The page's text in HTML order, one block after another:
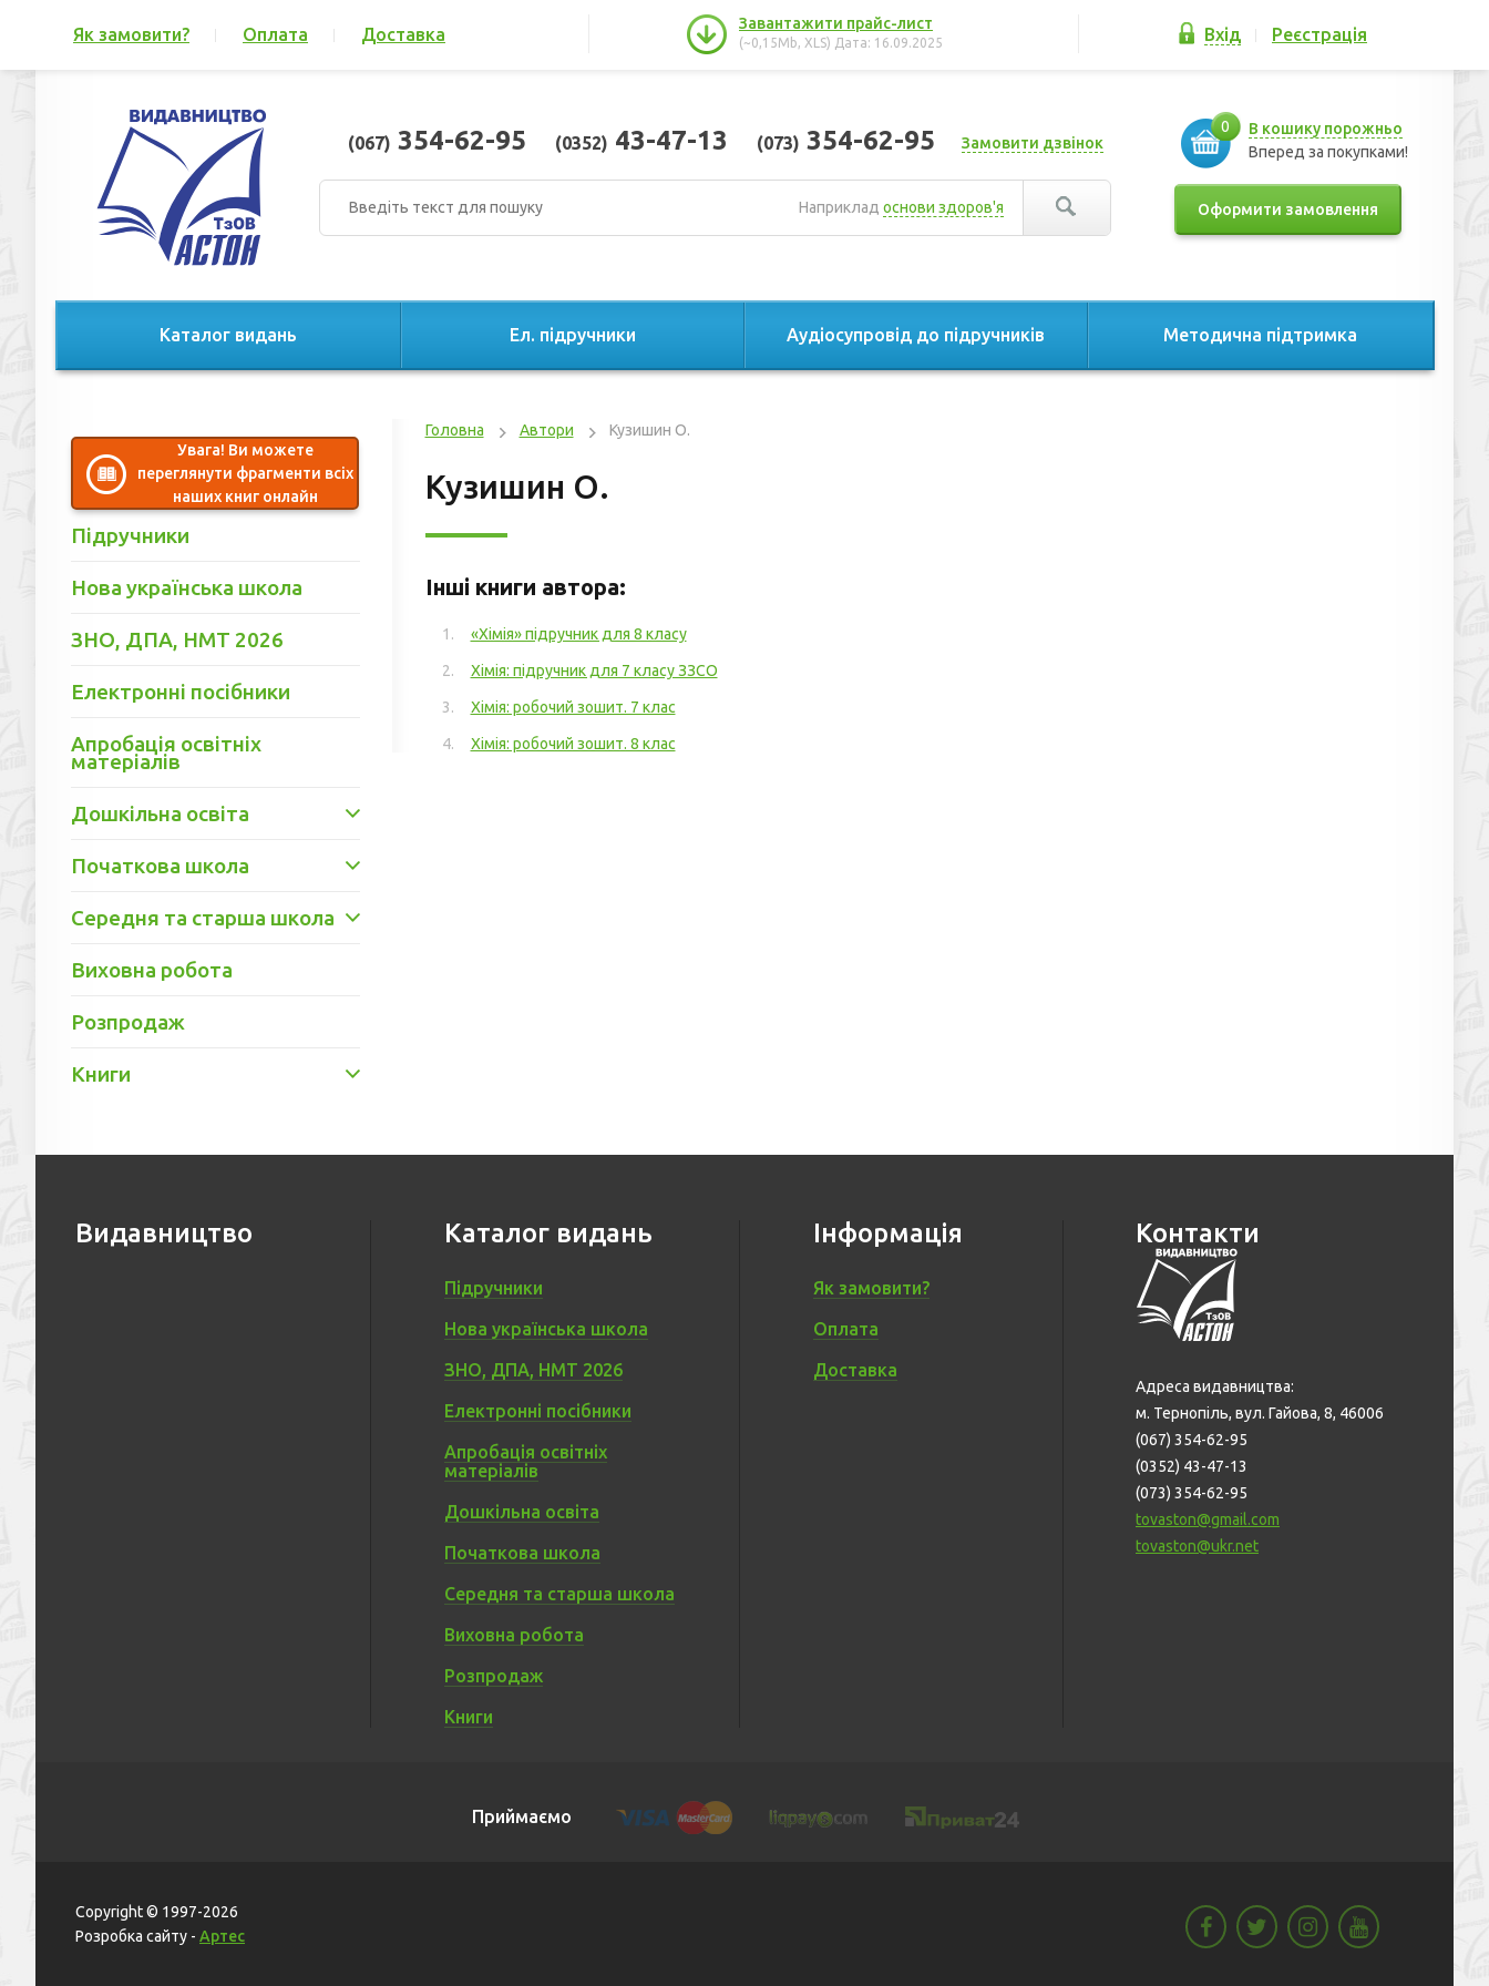
Завантажити прайс-лист
(~0,15Mb, XLS) Дата: 16.09.2025
Як замовити? Оплата Доставка Вхід Реєстрація
(067) 354-62-95 (0352) 43-47-13 (073) 354-62-95 Замовити дзвінок
Наприклад основи здоров'я
В кошику порожньо
Вперед за покупками!
0
Оформити замовлення
Каталог видань Ел. підручники Аудіосупровід до підручників Методична підтримка
Увага! Ви можете
переглянути фрагменти всіх
наших книг онлайн
Підручники
Нова українська школа
ЗНО, ДПА, НМТ 2026
Електронні посібники
Апробація освітніх
матеріалів
Дошкільна освіта
Початкова школа
Середня та старша школа
Виховна робота
Розпродаж
Книги
Головна Автори Кузишин О.
Кузишин О.
Інші книги автора:
«Хімія» підручник для 8 класу
Хімія: підручник для 7 класу ЗЗСО
Хімія: робочий зошит. 7 клас
Хімія: робочий зошит. 8 клас
Видавництво Каталог видань
Підручники
Нова українська школа
ЗНО, ДПА, НМТ 2026
Електронні посібники
Апробація освітніх
матеріалів
Дошкільна освіта
Початкова школа
Середня та старша школа
Виховна робота
Розпродаж
Книги
Інформація
Як замовити?
Оплата
Доставка
Контакти
Адреса видавництва:
м. Тернопіль, вул. Гайова, 8, 46006
(067) 354-62-95
(0352) 43-47-13
(073) 354-62-95
tovaston@gmail.com
tovaston@ukr.net
Приймаємо
Copyright © 1997-2026
Розробка сайту - Артес